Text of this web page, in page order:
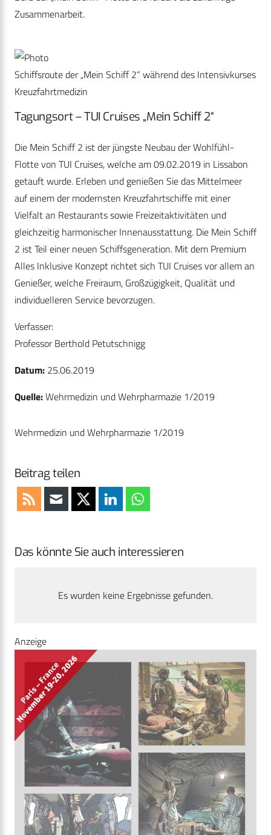
Zusammenarbeit.
Schiffsroute der „Mein Schiff 2“ während des Intensivkurses
Kreuzfahrtmedizin
Tagungsort – TUI Cruises „Mein Schiff 2“
Die Mein Schiff 2 ist der jüngste Neubau der Wohlfühl-
Flotte von TUI Cruises, welche am 09.02.2019 in Lissabon
getauft wurde. Erleben und genießen Sie das Mittelmeer
auf einem der modernsten Kreuzfahrtschiffe mit einer
Vielfalt an Restaurants sowie Freizeitaktivitäten und
gleichzeitig harmonischer Innenausstattung. Die Mein Schiff
2 ist Teil einer neuen Schiffsgeneration. Mit dem Premium
Alles Inklusive Konzept richtet sich TUI Cruises vor allem an
Genießer, welche Freiraum, Großzügigkeit, Qualität und
individuelleren Service bevorzugen.
Verfasser:
Professor Berthold Petutschnigg
Datum: 25.06.2019
Quelle:Wehrmedizin und Wehrpharmazie 1/2019
Wehrmedizin und Wehrpharmazie 1/2019
Beitrag teilen
Das könnte Sie auch interessieren
Es wurden keine Ergebnisse gefunden.
Anzeige